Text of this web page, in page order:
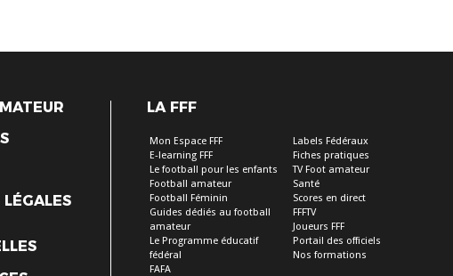
LA FFF
Mon Espace FFF
E-learning FFF
Le football pour les enfants
Football amateur
Football Féminin
Guides dédiés au football
amateur
Le Programme éducatif
fédéral
FAFA
Labels Fédéraux
Fiches pratiques
TV Foot amateur
Santé
Scores en direct
FFFTV
Joueurs FFF
Portail des officiels
Nos formations